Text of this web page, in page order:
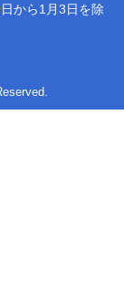
から1月3日を除